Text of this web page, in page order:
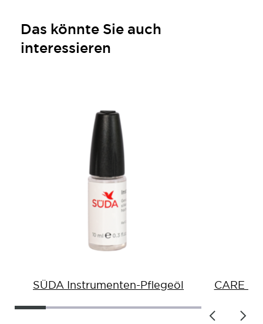
Das könnte Sie auch
interessieren
SÜDA Instrumenten-Pflegeöl CARE